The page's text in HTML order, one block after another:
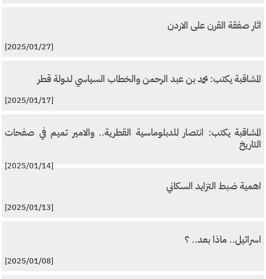
اثار صفقة القرن على الاردن
[2025/01/27]
المشاقبة يكتب: محمد بن عبد الرحمن والخطاب السياسي لدولة قطر
[2025/01/17]
المشاقبة يكتب: انتصار للدبلوماسية القطرية.. والامير تميم في صفحات
التاريخ
[2025/01/14]
اهمية ضبط التزايد السكاني
[2025/01/13]
اسرائيل.. ماذا بعد.. ؟
[2025/01/08]